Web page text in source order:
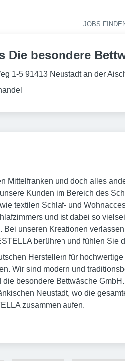
JOBS
Die besondere
1-5 91413 Neustadt an der
Mittelfranken und doch alles
Kunden im Bereich des
textilen Schlaf- und
und ist dabei so
unseren Kreationen
berühren und fühlen Sie
Herstellern für hochwertige
Wir sind modern und
besondere Bettwäsche
Neustadt, wo die
zusammenlaufen.